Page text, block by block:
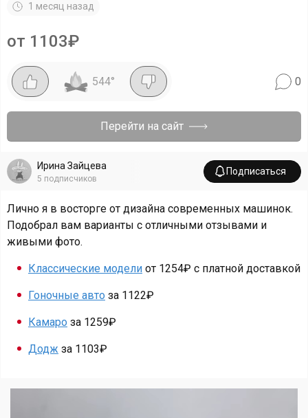
1 месяц назад
от 1103₽
544° 0
Перейти на сайт
Ирина Зайцева
5 подписчиков
Подписаться
Лично я в восторге от дизайна современных машинок.
Подобрал вам варианты с отличными отзывами и
живыми фото.
Классические модели от 1254₽ с платной доставкой
Гоночные авто за 1122₽
Камаро за 1259₽
Додж за 1103₽